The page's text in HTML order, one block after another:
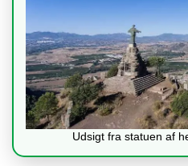
Udsigt fra statuen af